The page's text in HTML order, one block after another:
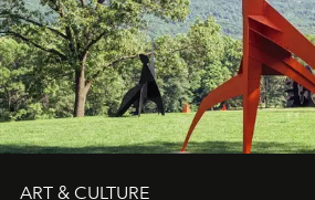
ART & CULTURE